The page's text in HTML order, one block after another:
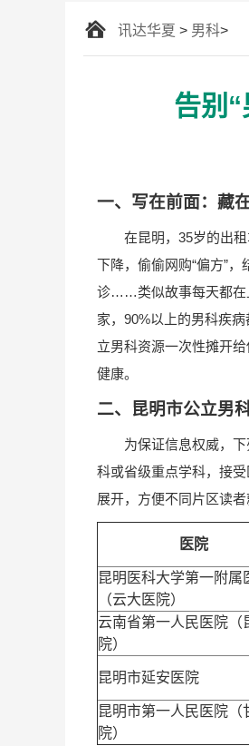
讯达华夏 > 男科>
告别
一、写在前面：藏
在昆明，35岁的出
下降，偷偷网购“偏方”
诊……类似故事每天都在
家，90%以上的男科疾
立男科资源一次性摊开
健康。
二、昆明市公立男
为保证信息权威，
科或省级重点学科，接
展开，方便不同片区读者
医院
昆明医科大学第一附属
（云大医院）
云南省第一人民医院（
院）
昆明市延安医院
昆明市第一人民医院（
院）